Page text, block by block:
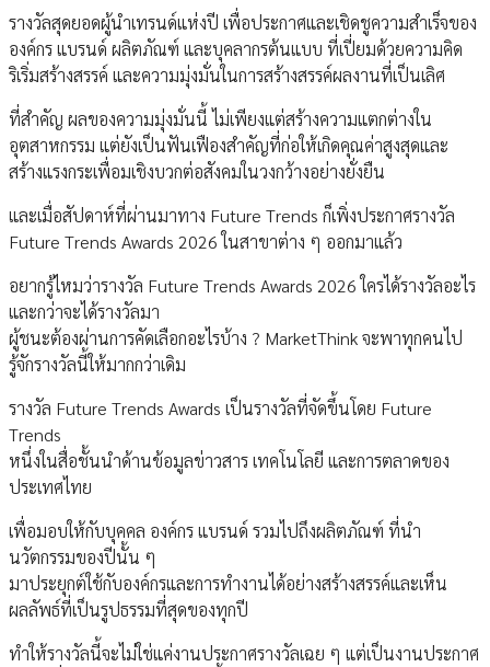
รางวัลสุดยอดผู้นำเทรนด์แห่งปี เพื่อประกาศและเชิดชูความสำเร็จของ
องค์กร แบรนด์ ผลิตภัณฑ์ และบุคลากรต้นแบบ ที่เปี่ยมด้วยความคิด
ริเริ่มสร้างสรรค์ และความมุ่งมั่นในการสร้างสรรค์ผลงานที่เป็นเลิศ
ที่สำคัญ ผลของความมุ่งมั่นนี้ ไม่เพียงแต่สร้างความแตกต่างใน
อุตสาหกรรม แต่ยังเป็นฟันเฟืองสำคัญที่ก่อให้เกิดคุณค่าสูงสุดและ
สร้างแรงกระเพื่อมเชิงบวกต่อสังคมในวงกว้างอย่างยั่งยืน
และเมื่อสัปดาห์ที่ผ่านมาทาง Future Trends ก็เพิ่งประกาศรางวัล
Future Trends Awards 2026 ในสาขาต่าง ๆ ออกมาแล้ว
อยากรู้ไหมว่ารางวัล Future Trends Awards 2026 ใครได้รางวัลอะไร
และกว่าจะได้รางวัลมา
ผู้ชนะต้องผ่านการคัดเลือกอะไรบ้าง ? MarketThink จะพาทุกคนไป
รู้จักรางวัลนี้ให้มากกว่าเดิม
รางวัล Future Trends Awards เป็นรางวัลที่จัดขึ้นโดย Future
Trends
หนึ่งในสื่อชั้นนำด้านข้อมูลข่าวสาร เทคโนโลยี และการตลาดของ
ประเทศไทย
เพื่อมอบให้กับบุคคล องค์กร แบรนด์ รวมไปถึงผลิตภัณฑ์ ที่นำ
นวัตกรรมของปีนั้น ๆ
มาประยุกต์ใช้กับองค์กรและการทำงานได้อย่างสร้างสรรค์และเห็น
ผลลัพธ์ที่เป็นรูปธรรมที่สุดของทุกปี
ทำให้รางวัลนี้จะไม่ใช่แค่งานประกาศรางวัลเฉย ๆ แต่เป็นงานประกาศ